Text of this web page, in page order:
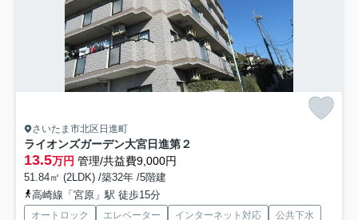
さいたま市北区日進町
ライオンズガーデン大宮日進第２
13.5万円 管理/共益費9,000円
51.84㎡ (2LDK) /築32年 /5階建
高崎線「宮原」駅 徒歩15分
オートロック エレベーター インターネット対応 公共下水